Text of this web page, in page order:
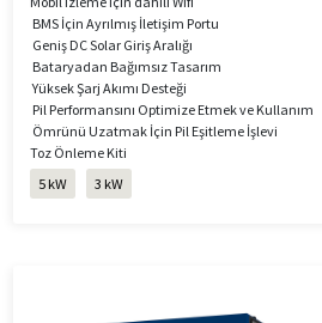
BMS İçin Ayrılmış İletişim Portu
Geniş DC Solar Giriş Aralığı
Bataryadan Bağımsız Tasarım
Yüksek Şarj Akımı Desteği
Pil Performansını Optimize Etmek ve Kullanım
Ömrünü Uzatmak İçin Pil Eşitleme İşlevi
Toz Önleme Kiti
5 kW
3 kW